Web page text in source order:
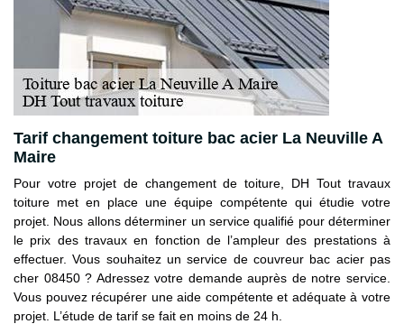
Tarif changement toiture bac acier La Neuville A
Maire
Pour votre projet de changement de toiture, DH Tout travaux
toiture met en place une équipe compétente qui étudie votre
projet. Nous allons déterminer un service qualifié pour déterminer
le prix des travaux en fonction de l’ampleur des prestations à
effectuer. Vous souhaitez un service de couvreur bac acier pas
cher 08450 ? Adressez votre demande auprès de notre service.
Vous pouvez récupérer une aide compétente et adéquate à votre
projet. L’étude de tarif se fait en moins de 24 h.